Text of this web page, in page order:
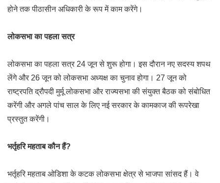
होने तक पीठासीन अधिकारी के रूप में काम करेंगे।
लोकसभा का पहला सत्र
लोकसभा का पहला सत्र 24 जून से शुरू होगा। इस दौरान नए सदस्य शपथ
लेंगे और 26 जून को लोकसभा अध्यक्ष का चुनाव होगा। 27 जून को
राष्ट्रपति द्रौपदी मुर्मू लोकसभा और राज्यसभा की संयुक्त बैठक को संबोधित
करेंगी और अगले पांच साल के लिए नई सरकार के कामकाज की रूपरेखा
प्रस्तुत करेंगी।
भर्तृहरि महताब कौन हैं?
भर्तृहरि महताब ओडिशा के कटक लोकसभा क्षेत्र से भाजपा सांसद हैं। वे